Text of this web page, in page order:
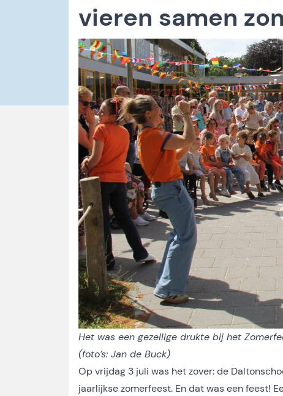
vieren samen
Het was een gezellige drukte bij het
(foto’s: Jan de Buck)
Op vrijdag 3 juli was het zover: de
jaarlijkse zomerfeest. En dat was een feest!